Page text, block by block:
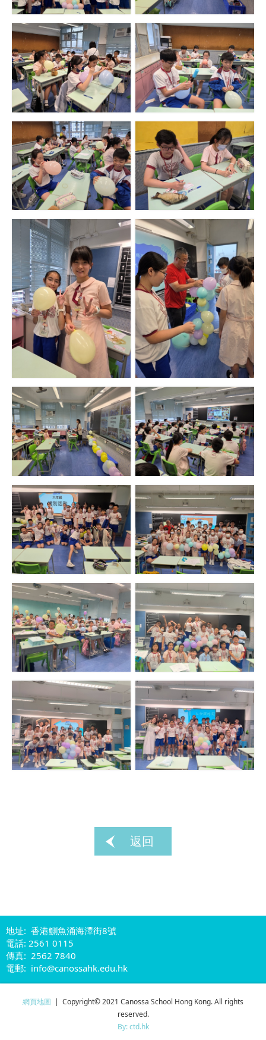
返回
地址: 香港鰂魚涌海澤街8號
電話: 2561 0115
傳真: 2562 7840
電郵: info@canossahk.edu.hk
網頁地圖 | Copyright© 2021 Canossa School Hong Kong. All rights
reserved.
By: ctd.hk